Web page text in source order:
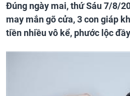
Đúng ngày mai, thứ Sáu 7/8/
may mắn gõ cửa, 3 con giáp
tiền nhiều vô kể, phước lộc